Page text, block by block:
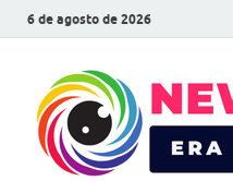
6 de agosto de 2026